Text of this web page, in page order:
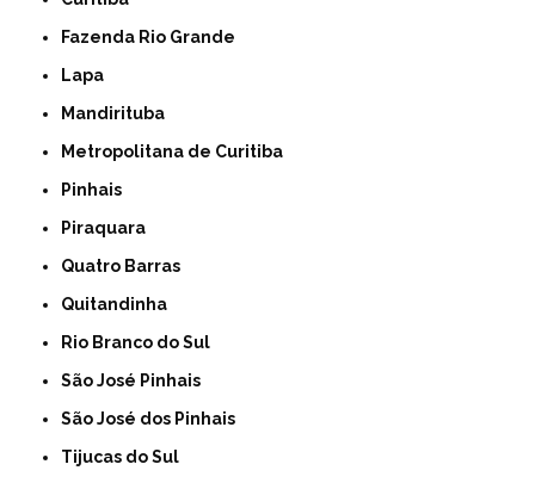
Fazenda Rio Grande
Lapa
Mandirituba
Metropolitana de Curitiba
Pinhais
Piraquara
Quatro Barras
Quitandinha
Rio Branco do Sul
São José Pinhais
São José dos Pinhais
Tijucas do Sul